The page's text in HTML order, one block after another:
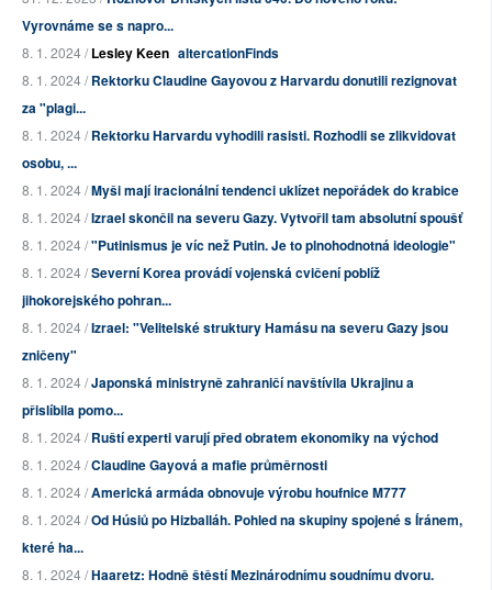
Vyrovnáme se s napro...
8. 1. 2024 /Lesley Keen altercationFinds
8. 1. 2024 /Rektorku Claudine Gayovou z Harvardu donutili rezignovat
za "plagi...
8. 1. 2024 /Rektorku Harvardu vyhodili rasisti. Rozhodli se zlikvidovat
osobu, ...
8. 1. 2024 /Myši mají iracionální tendenci uklízet nepořádek do krabice
8. 1. 2024 /Izrael skončil na severu Gazy. Vytvořil tam absolutní spoušť
8. 1. 2024 /"Putinismus je víc než Putin. Je to plnohodnotná ideologie"
8. 1. 2024 /Severní Korea provádí vojenská cvičení poblíž
jihokorejského pohran...
8. 1. 2024 /Izrael: "Velitelské struktury Hamásu na severu Gazy jsou
zničeny"
8. 1. 2024 /Japonská ministryně zahraničí navštívila Ukrajinu a
přislíbila pomo...
8. 1. 2024 /Ruští experti varují před obratem ekonomiky na východ
8. 1. 2024 /Claudine Gayová a mafie průměrnosti
8. 1. 2024 /Americká armáda obnovuje výrobu houfnice M777
8. 1. 2024 /Od Húsiů po Hizballáh. Pohled na skupiny spojené s Íránem,
které ha...
8. 1. 2024 /Haaretz: Hodně štěstí Mezinárodnímu soudnímu dvoru.